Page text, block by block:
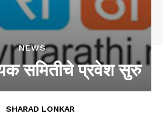
NEWS
समितीचे प्रवेश सुरु
SHARAD LONKAR